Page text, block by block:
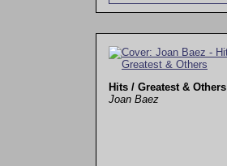
Hits / Greatest & Others
Joan Baez